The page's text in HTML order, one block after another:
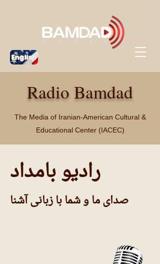
English
Radio Bamdad
The Media of Iranian-American Cultural &
Educational Center (IACEC)
رادیو بامداد
صدای ما و شما با زبانی آشنا